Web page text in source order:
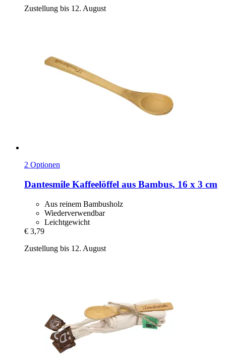
Zustellung bis 12. August
2 Optionen
Dantesmile Kaffeelöffel aus Bambus, 16 x 3 cm
Aus reinem Bambusholz
Wiederverwendbar
Leichtgewicht
€ 3,79
Zustellung bis 12. August